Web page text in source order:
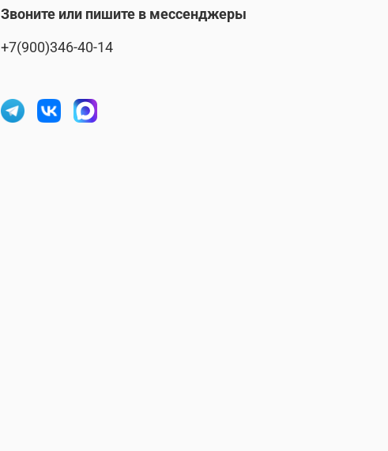
Звоните или пишите в мессенджеры
+7(900)346-40-14